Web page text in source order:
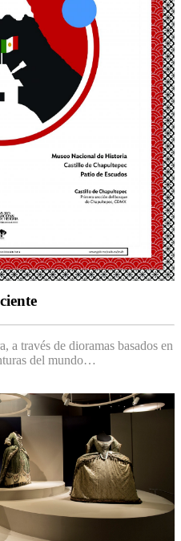
a través de dioramas basados en
del mundo…